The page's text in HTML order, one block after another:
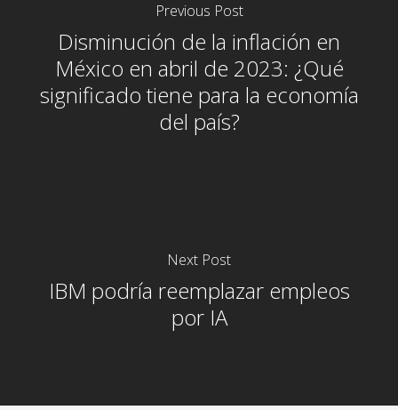
Previous Post
Disminución de la inflación en
México en abril de 2023: ¿Qué
significado tiene para la economía
del país?
Next Post
IBM podría reemplazar empleos
por IA